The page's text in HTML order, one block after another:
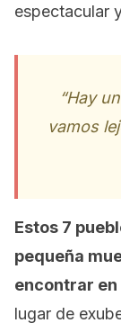
espectacular
“Hay
vamos
Estos 7
pequeña
encontrar
lugar de